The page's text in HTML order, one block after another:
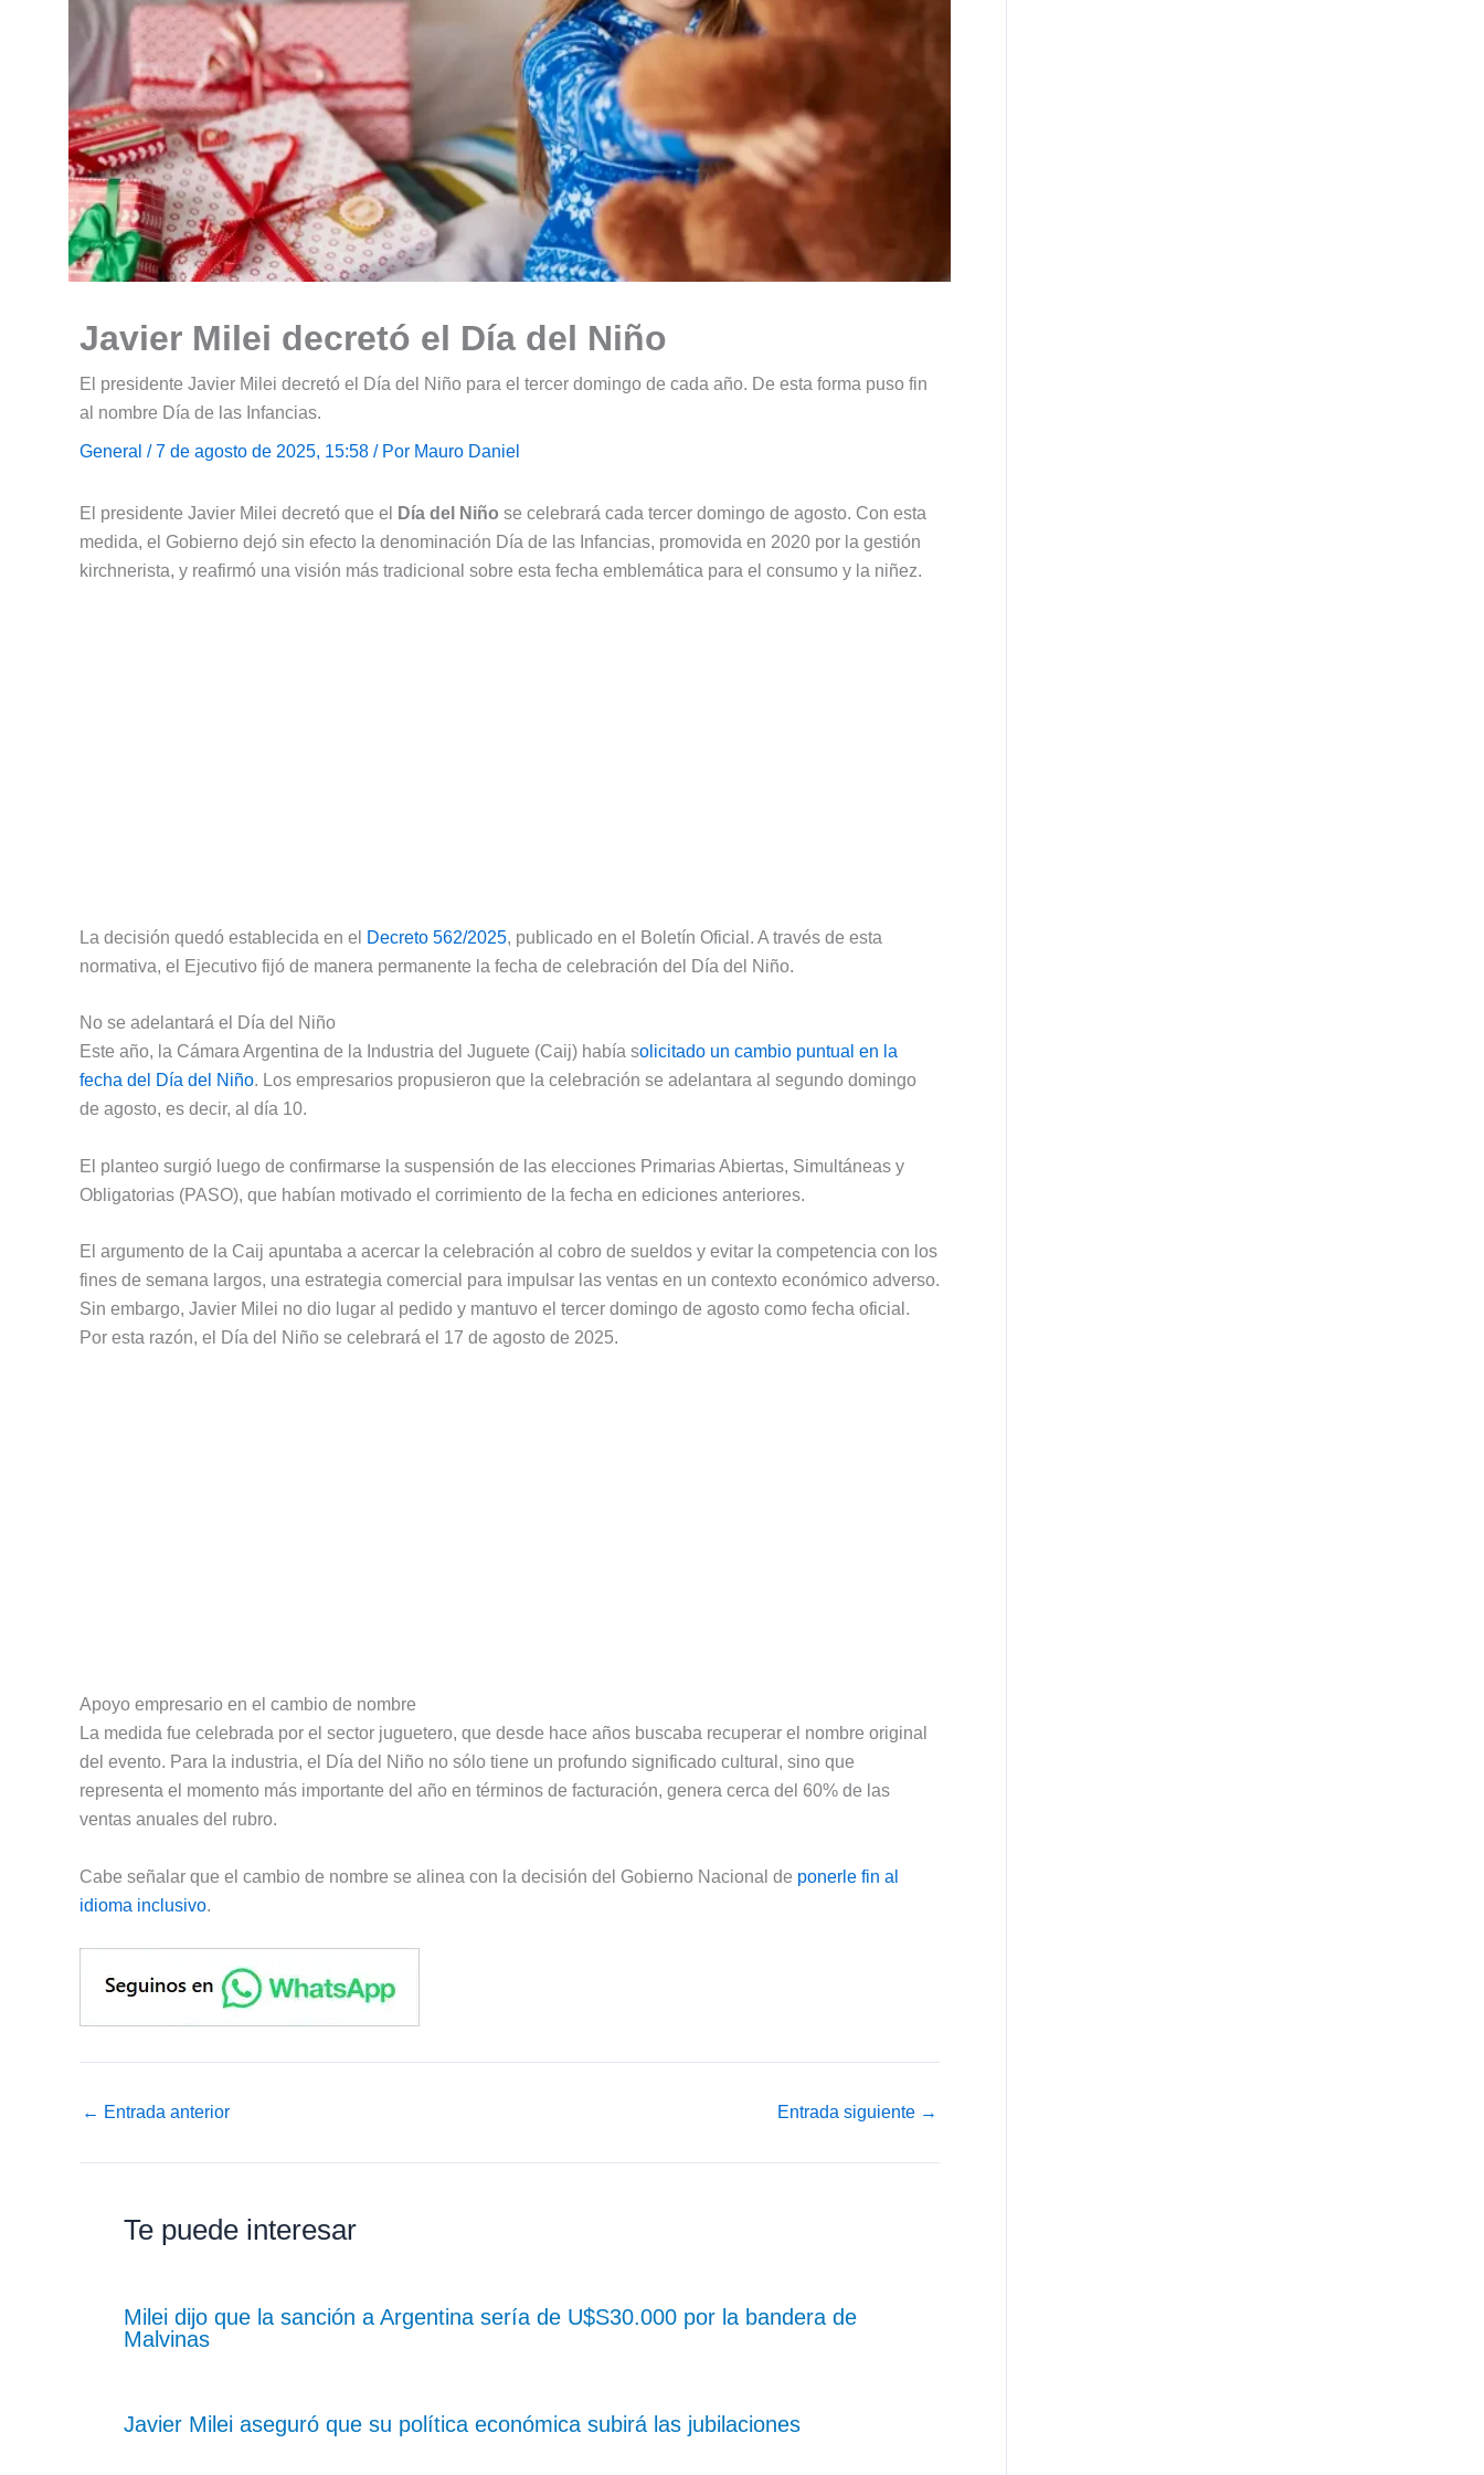
Javier Milei decretó el Día del Niño
El presidente Javier Milei decretó el Día del Niño para el tercer domingo de cada año. De esta forma puso fin
al nombre Día de las Infancias.
General / 7 de agosto de 2025, 15:58 / Por Mauro Daniel
El presidente Javier Milei decretó que el Día del Niño se celebrará cada tercer domingo de agosto. Con esta
medida, el Gobierno dejó sin efecto la denominación Día de las Infancias, promovida en 2020 por la gestión
kirchnerista, y reafirmó una visión más tradicional sobre esta fecha emblemática para el consumo y la niñez.
La decisión quedó establecida en el Decreto 562/2025, publicado en el Boletín Oficial. A través de esta
normativa, el Ejecutivo fijó de manera permanente la fecha de celebración del Día del Niño.
No se adelantará el Día del Niño
Este año, la Cámara Argentina de la Industria del Juguete (Caij) había solicitado un cambio puntual en la
fecha del Día del Niño. Los empresarios propusieron que la celebración se adelantara al segundo domingo
de agosto, es decir, al día 10.
El planteo surgió luego de confirmarse la suspensión de las elecciones Primarias Abiertas, Simultáneas y
Obligatorias (PASO), que habían motivado el corrimiento de la fecha en ediciones anteriores.
El argumento de la Caij apuntaba a acercar la celebración al cobro de sueldos y evitar la competencia con los
fines de semana largos, una estrategia comercial para impulsar las ventas en un contexto económico adverso.
Sin embargo, Javier Milei no dio lugar al pedido y mantuvo el tercer domingo de agosto como fecha oficial.
Por esta razón, el Día del Niño se celebrará el 17 de agosto de 2025.
Apoyo empresario en el cambio de nombre
La medida fue celebrada por el sector juguetero, que desde hace años buscaba recuperar el nombre original
del evento. Para la industria, el Día del Niño no sólo tiene un profundo significado cultural, sino que
representa el momento más importante del año en términos de facturación, genera cerca del 60% de las
ventas anuales del rubro.
Cabe señalar que el cambio de nombre se alinea con la decisión del Gobierno Nacional de ponerle fin al
idioma inclusivo.
← Entrada anterior Entrada siguiente →
Te puede interesar
Milei dijo que la sanción a Argentina sería de U$S30.000 por la bandera de
Malvinas
Javier Milei aseguró que su política económica subirá las jubilaciones